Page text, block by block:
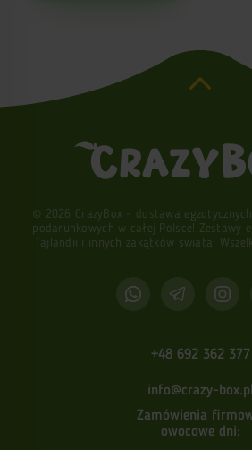
© 2026 CrazyBox - dostawa
podarunkowych w całej Polsce! Zestawy
Tajlandii i innych zakątków świata!
+48 692 362 377
info@crazy-box.pl
Zamówienia
owocowe dni: